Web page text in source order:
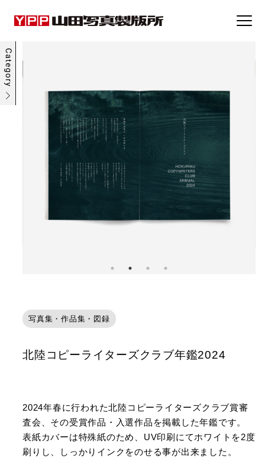
トピックス
企業情報
採用情報
お問い合わせ
写真集・作品集・図録
北陸コピーライターズクラブ年鑑2024
2024年春に行われた北陸コピーライターズクラブ賞審
査会、その受賞作品・入選作品を掲載した年鑑です。
表紙カバーは特殊紙のため、UV印刷にてホワイトを2度
刷りし、しっかりインクをのせる事が出来ました。